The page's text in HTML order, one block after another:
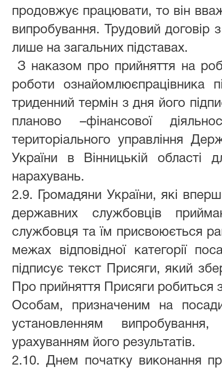
продовжує працювати, то він
випробування.
Трудовий
лише на загальних підставах.
З наказом про прийняття на
роботи ознайомлюєпрацівника
триденний термін з дня його
планово –фінансової
територіального управління
України в Вінницькій області
нарахувань.
2.9. Громадяни України, які
державних службовців
службовця та їм присвоюється
межах відповідної категорії
підписує текст Присяги, який
Про прийняття Присяги робиться
Особам, призначеним на
установленням
урахуванням його результатів.
2.10. Днем початку виконання